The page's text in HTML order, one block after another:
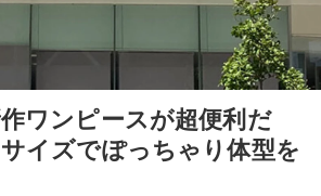
ワンピースが超便利だ
イズでぽっちゃり体型を